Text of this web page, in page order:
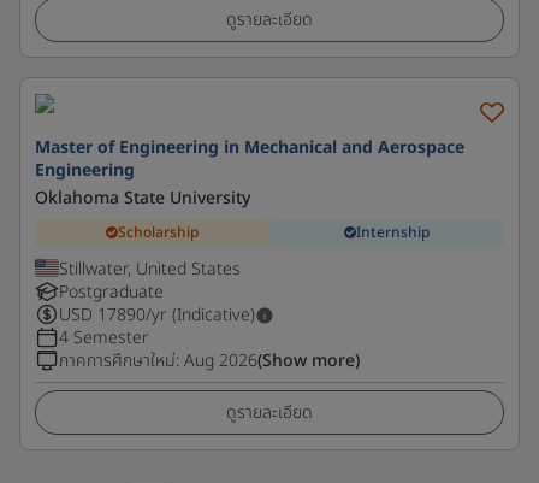
ดูรายละเอียด
Master of Engineering in Mechanical and Aerospace
Engineering
Oklahoma State University
Scholarship Internship
Stillwater, United States
Postgraduate
USD 17890/yr (Indicative)
4 Semester
ภาคการศึกษาใหม่:Aug 2026(Show more)
ดูรายละเอียด